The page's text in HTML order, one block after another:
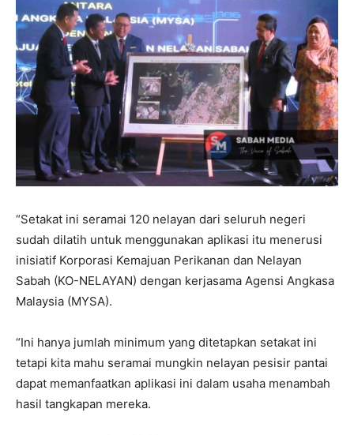
“Setakat ini seramai 120 nelayan dari seluruh negeri
sudah dilatih untuk menggunakan aplikasi itu menerusi
inisiatif Korporasi Kemajuan Perikanan dan Nelayan
Sabah (KO-NELAYAN) dengan kerjasama Agensi Angkasa
Malaysia (MYSA).
“Ini hanya jumlah minimum yang ditetapkan setakat ini
tetapi kita mahu seramai mungkin nelayan pesisir pantai
dapat memanfaatkan aplikasi ini dalam usaha menambah
hasil tangkapan mereka.